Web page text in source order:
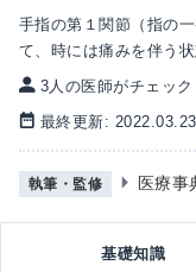
手指の第１関節（指の
て、時には痛みを伴う
3人の医師がチェック
最終更新: 2022.03.23
執筆・監修 医療事
基礎知識